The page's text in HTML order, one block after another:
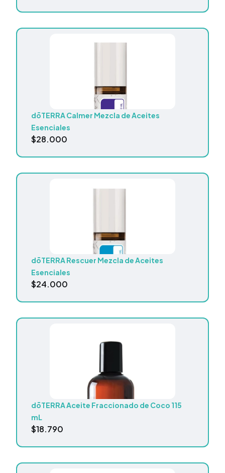
dōTERRA Calmer Mezcla de Aceites
Esenciales
$28.000
dōTERRA Rescuer Mezcla de Aceites
Esenciales
$24.000
dōTERRA Aceite Fraccionado de Coco 115
mL
$18.790